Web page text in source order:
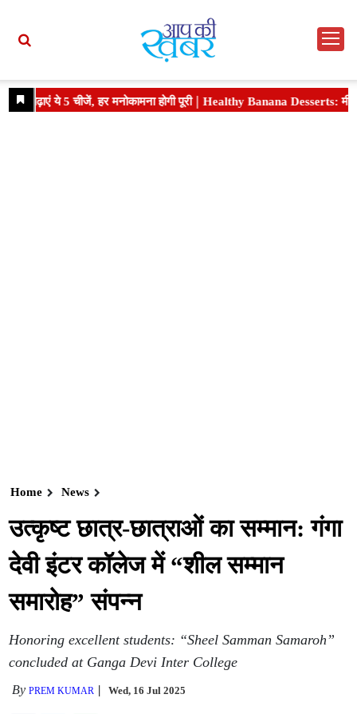
Home News
उत्कृष्ट छात्र-छात्राओं का सम्मान: गंगा
देवी इंटर कॉलेज में “शील सम्मान
समारोह” संपन्न
Honoring excellent students: “Sheel Samman Samaroh”
concluded at Ganga Devi Inter College
ByPREM KUMAR Wed, 16 Jul 2025